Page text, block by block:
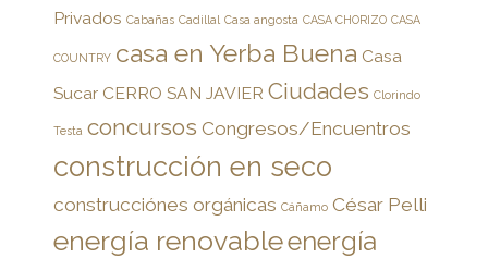
Privados Cabañas Cadillal Casa angosta CASA CHORIZO CASA
COUNTRY casa en Yerba Buena Casa
Sucar CERRO SAN JAVIER Ciudades Clorindo
Testa concursos Congresos/Encuentros
construcción en seco
construcciónes orgánicas Cáñamo César Pelli
energía renovableenergía